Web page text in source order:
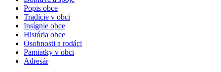
Popis obce
Tradície v obci
Insígnie obce
História obce
Osobnosti a rodáci
Pamiatky v obci
Adresár